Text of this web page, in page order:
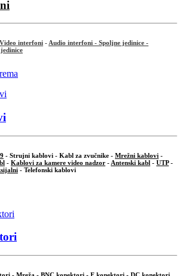
Video interfoni - Audio interfoni - Spoljne jedinice -
- Strujni kablovi - Kabl za zvučnike - Mrežni kablovi -
- Kablovi za kamere video nadzor - Antenski kabl - UTP-
- Telefonski kablovi